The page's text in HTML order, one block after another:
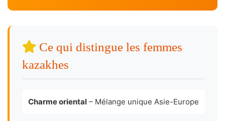
Ce qui distingue les femmes
kazakhes
Charme oriental – Mélange unique Asie-Europe